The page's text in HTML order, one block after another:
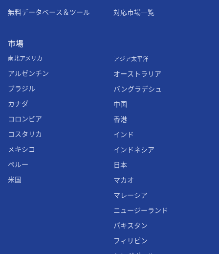
無料データベース＆ツール
対応市場一覧
市場
南北アメリカ
アルゼンチン
ブラジル
カナダ
コロンビア
コスタリカ
メキシコ
ペルー
米国
アジア太平洋
オーストラリア
バングラデシュ
中国
香港
インド
インドネシア
日本
マカオ
マレーシア
ニュージーランド
パキスタン
フィリピン